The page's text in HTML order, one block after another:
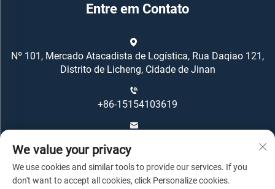
Entre em Contato
Nº 101, Mercado Atacadista de Logística, Rua Daqiao 121,
Distrito de Licheng, Cidade de Jinan
+86-15154103619
We value your privacy
We use cookies and similar tools to provide our services. If you
don't want to accept all cookies, click Personalize cookies.